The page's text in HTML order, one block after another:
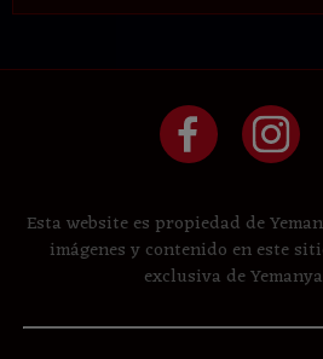
Esta website es propiedad de
imágenes y contenido en este
exclusiva de